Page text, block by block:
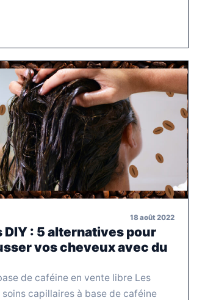
18 août 2022
: 5 alternatives pour
vos cheveux avec du
de caféine en vente libre Les
capillaires à base de caféine